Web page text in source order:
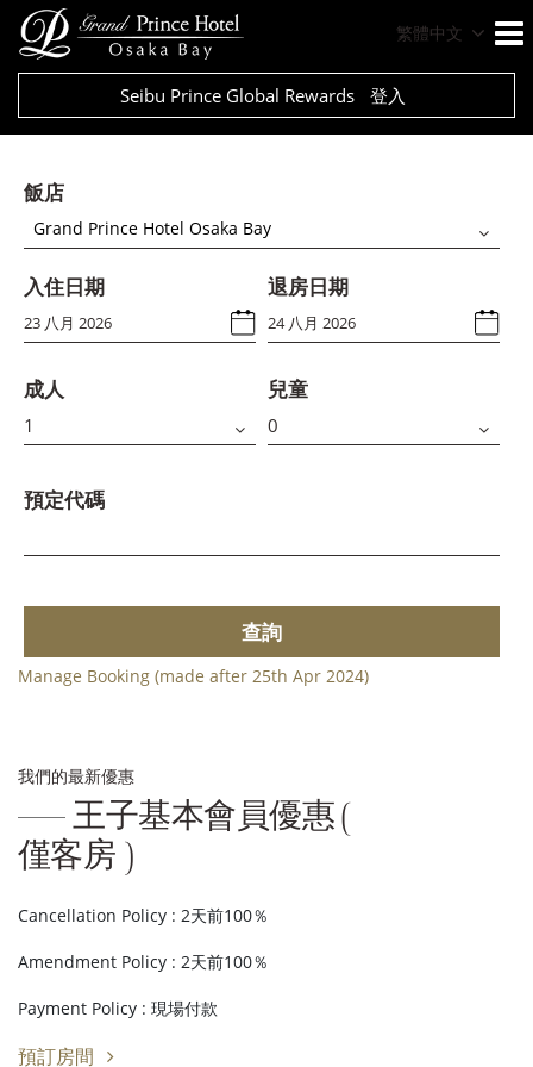
繁體中文
Seibu Prince Global Rewards 登入
飯店
Grand Prince Hotel Osaka Bay
入住日期 退房日期
成人 兒童
預定代碼
查詢
Manage Booking (made after 25th Apr 2024)
我們的最新優惠
王子基本會員優惠 (
僅客房 )
Cancellation Policy : 2天前100％
Amendment Policy : 2天前100％
Payment Policy : 現場付款
預訂房間